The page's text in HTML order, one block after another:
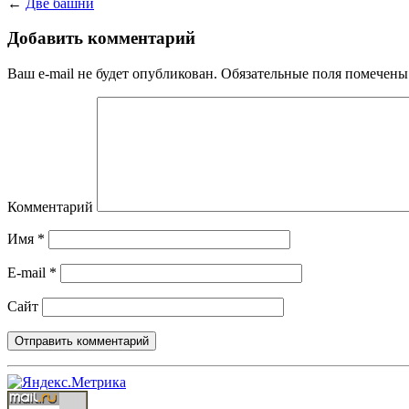
Добавить комментарий
Ваш e-mail не будет опубликован. Обязательные поля
Комментарий
Имя *
E-mail *
Сайт